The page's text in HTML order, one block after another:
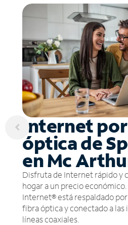
Internet
óptica de
en Mc
Disfruta de Internet rápido y
hogar a un precio
Internet® está respaldado
fibra óptica y conectado a las
líneas coaxiales.